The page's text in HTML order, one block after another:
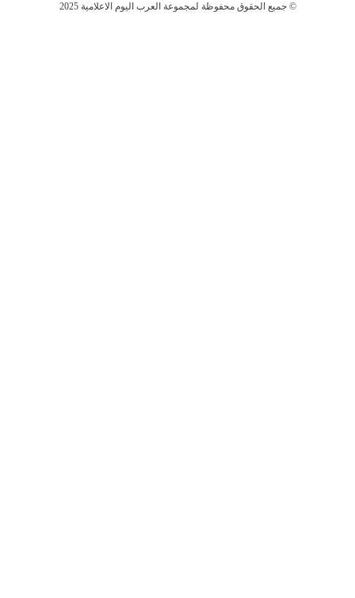
جميع الحقوق محفوظة لمجموعة العرب اليوم الاعلامية 2025 ©